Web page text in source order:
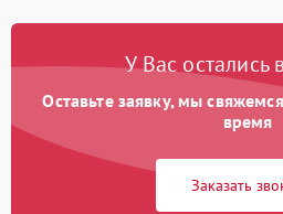
У Вас остались
Оставьте заявку, мы
время
Заказать